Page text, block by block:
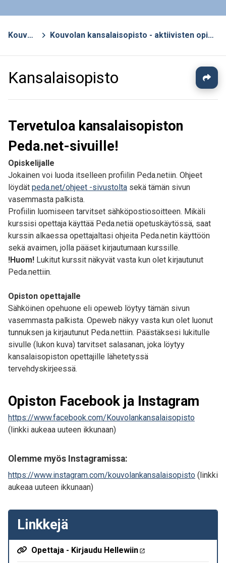
Kouvola Kouvolan kansalaisopisto - aktiivisten opisto
Kansalaisopisto
Tervetuloa kansalaisopiston
Peda.net-sivuille!
Opiskelijalle
Jokainen voi luoda itselleen profiilin Peda.netiin. Ohjeet
löydät peda.net/ohjeet -sivustolta sekä tämän sivun
vasemmasta palkista.
Profiilin luomiseen tarvitset sähköpostiosoitteen. Mikäli
kurssisi opettaja käyttää Peda.netiä opetuskäytössä, saat
kurssin alkaessa opettajaltasi ohjeita Peda.netin käyttöön
sekä avaimen, jolla pääset kirjautumaan kurssille.
!Huom! Lukitut kurssit näkyvät vasta kun olet kirjautunut
Peda.nettiin.
Opiston opettajalle
Sähköinen opehuone eli opeweb löytyy tämän sivun
vasemmasta palkista. Opeweb näkyy vasta kun olet luonut
tunnuksen ja kirjautunut Peda.nettiin. Päästäksesi lukitulle
sivulle (lukon kuva) tarvitset salasanan, joka löytyy
kansalaisopiston opettajille lähetetyssä
tervehdyskirjeessä.
Opiston Facebook ja Instagram
https://www.facebook.com/Kouvolankansalaisopisto
(linkki aukeaa uuteen ikkunaan)
Olemme myös Instagramissa:
https://www.instagram.com/kouvolankansalaisopisto (linkki
aukeaa uuteen ikkunaan)
Linkkejä
Opettaja - Kirjaudu Hellewiin